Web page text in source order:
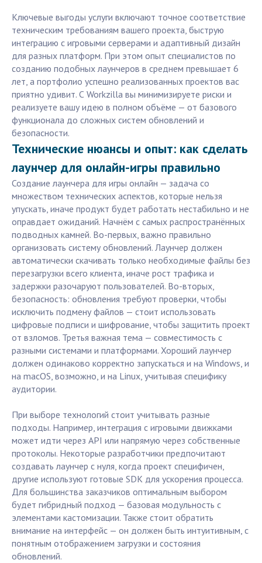
Ключевые выгоды услуги включают точное соответствие
техническим требованиям вашего проекта, быструю
интеграцию с игровыми серверами и адаптивный дизайн
для разных платформ. При этом опыт специалистов по
созданию подобных лаунчеров в среднем превышает 6
лет, а портфолио успешно реализованных проектов вас
приятно удивит. С Workzilla вы минимизируете риски и
реализуете вашу идею в полном объёме — от базового
функционала до сложных систем обновлений и
безопасности.
Технические нюансы и опыт: как сделать
лаунчер для онлайн-игры правильно
Создание лаунчера для игры онлайн — задача со
множеством технических аспектов, которые нельзя
упускать, иначе продукт будет работать нестабильно и не
оправдает ожиданий. Начнём с самых распространённых
подводных камней. Во-первых, важно правильно
организовать систему обновлений. Лаунчер должен
автоматически скачивать только необходимые файлы без
перезагрузки всего клиента, иначе рост трафика и
задержки разочаруют пользователей. Во-вторых,
безопасность: обновления требуют проверки, чтобы
исключить подмену файлов — стоит использовать
цифровые подписи и шифрование, чтобы защитить проект
от взломов. Третья важная тема — совместимость с
разными системами и платформами. Хороший лаунчер
должен одинаково корректно запускаться и на Windows, и
на macOS, возможно, и на Linux, учитывая специфику
аудитории.
При выборе технологий стоит учитывать разные
подходы. Например, интеграция с игровыми движками
может идти через API или напрямую через собственные
протоколы. Некоторые разработчики предпочитают
создавать лаунчер с нуля, когда проект специфичен,
другие используют готовые SDK для ускорения процесса.
Для большинства заказчиков оптимальным выбором
будет гибридный подход — базовая модульность с
элементами кастомизации. Также стоит обратить
внимание на интерфейс — он должен быть интуитивным, с
понятным отображением загрузки и состояния
обновлений.